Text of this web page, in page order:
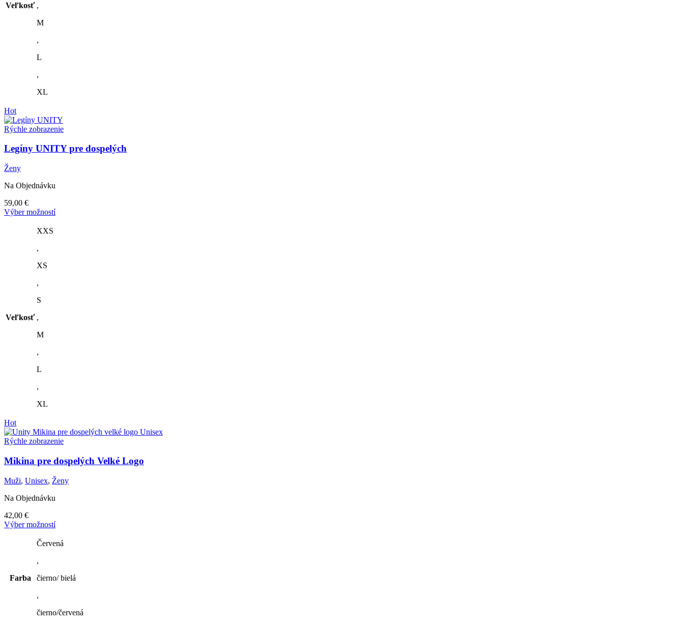
Veľkosť ,
M
,
L
,
XL
Hot
Rýchle zobrazenie
Legíny UNITY pre dospelých
Ženy
Na Objednávku
59,00 €
Výber možnostíTento
Veľkosť
XXS
,
XS
,
S
,
M
,
L
,
XL
Hot
Rýchle zobrazenie
Mikina pre dospelých Velké Logo
Muži, Unisex, Ženy
Na Objednávku
42,00 €
Výber možnostíTento
má
si
stránke
Farba
Červená
,
čierno/ bielá
,
čierno/červená